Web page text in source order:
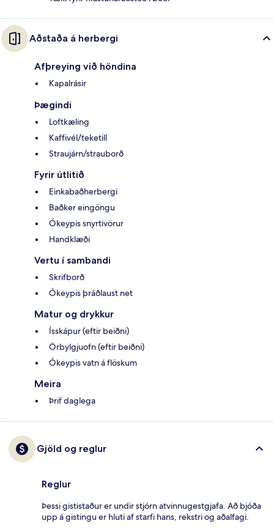
Aðstaða á herbergi
Afþreying við höndina
Kapalrásir
Þægindi
Loftkæling
Kaffivél/teketill
Straujárn/strauborð
Fyrir útlitið
Einkabaðherbergi
Baðker eingöngu
Ókeypis snyrtivörur
Handklæði
Vertu í sambandi
Skrifborð
Ókeypis þráðlaust net
Matur og drykkur
Ísskápur (eftir beiðni)
Örbylgjuofn (eftir beiðni)
Ókeypis vatn á flöskum
Meira
Þrif daglega
Gjöld og reglur
Reglur
Þessi gististaður er undir stjórn atvinnugestgjafa. Að bjóða
upp á gistingu er hluti af starfi hans, rekstri og aðalfagi.